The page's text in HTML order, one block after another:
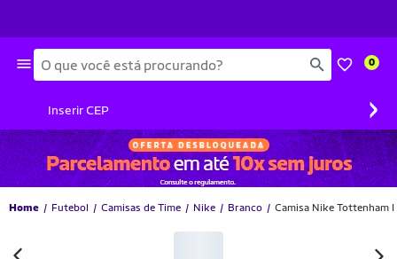
Busca 0
Inserir CEP ›
Home Futebol Camisas de Time Nike Branco Camisa Nike Tottenham